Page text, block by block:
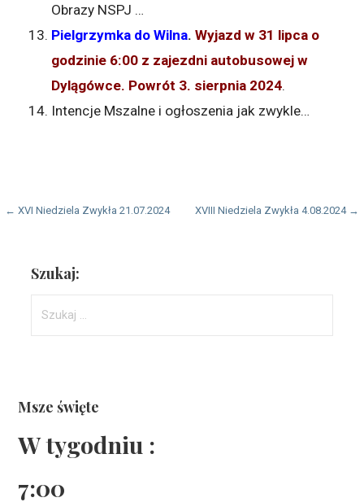
Obrazy NSPJ …
Pielgrzymka do Wilna.Wyjazd w 31 lipca o
godzinie 6:00 z zajezdni autobusowej w
Dylągówce. Powrót 3. sierpnia 2024.
Intencje Mszalne i ogłoszenia jak zwykle…
Nawigacja
← XVI Niedziela Zwykła 21.07.2024 XVIII Niedziela Zwykła 4.08.2024 →
Szukaj:
Msze święte
W tygodniu :
7:00